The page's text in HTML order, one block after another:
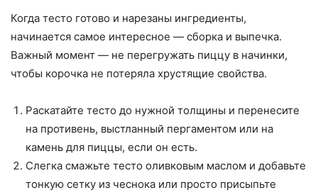
Когда тесто готово и нарезаны ингредиенты,
начинается самое интересное — сборка и выпечка.
Важный момент — не перегружать пиццу в начинки,
чтобы корочка не потеряла хрустящие свойства.
Раскатайте тесто до нужной толщины и перенесите
на противень, выстланный пергаментом или на
камень для пиццы, если он есть.
Слегка смажьте тесто оливковым маслом и добавьте
тонкую сетку из чеснока или просто присыпьте